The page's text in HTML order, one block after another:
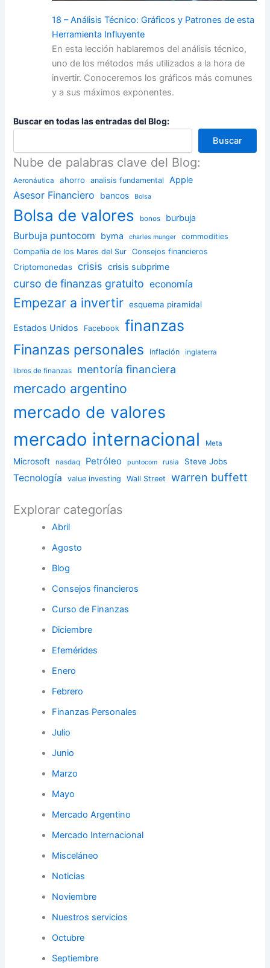
18 – Análisis Técnico: Gráficos y Patrones de esta
Herramienta Influyente
En esta lección hablaremos del análisis técnico,
uno de los métodos más utilizados a la hora de
invertir. Conoceremos los gráficos más comunes
y a sus máximos exponentes.
Buscar en todas las entradas del Blog:
Buscar
Nube de palabras clave del Blog:
Aeronáutica ahorro analisis fundamental Apple
Asesor Financiero bancos Bolsa
Bolsa de valores bonos burbuja
Burbuja puntocom byma charles munger
commodities
Compañía de los Mares del Sur
Consejos financieros
Criptomonedas crisis crisis subprime
curso de finanzas gratuito economía
Empezar a invertir esquema piramidal
Estados Unidos Facebook finanzas
Finanzas personales inflación inglaterra
libros de finanzas mentoría financiera
mercado argentino
mercado de valores
mercado internacional Meta
Microsoft nasdaq Petróleo puntocom rusia Steve Jobs
Tecnología value investing Wall Street warren buffett
Explorar categorías
Abril
Agosto
Blog
Consejos financieros
Curso de Finanzas
Diciembre
Efemérides
Enero
Febrero
Finanzas Personales
Julio
Junio
Marzo
Mayo
Mercado Argentino
Mercado Internacional
Misceláneo
Noticias
Noviembre
Nuestros servicios
Octubre
Septiembre